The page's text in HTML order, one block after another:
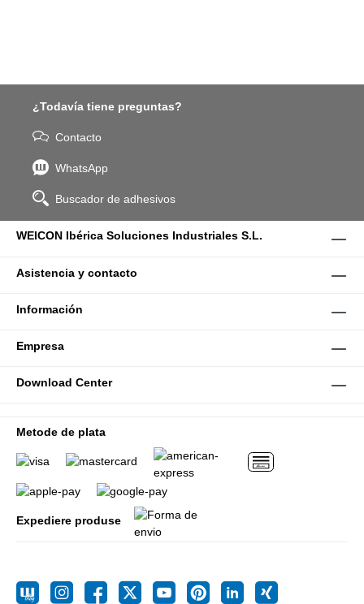
¿Todavía tiene preguntas?
Contacto
WhatsApp
Buscador de adhesivos
WEICON Ibérica Soluciones Industriales S.L.
Asistencia y contacto
Información
Empresa
Download Center
Metode de plata
Expediere produse